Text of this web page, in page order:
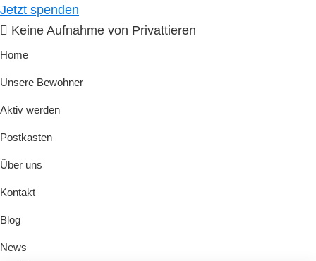
Skip
to
primary
Skip
to
main
Jetzt spenden
Keine Aufnahme von Privattieren
Home
Unsere Bewohner
Aktiv werden
Postkasten
Über uns
Kontakt
Blog
News